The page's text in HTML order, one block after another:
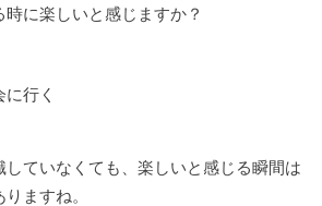
に楽しいと感じますか？
行く
ていなくても、楽しいと感じる瞬間は
ますね。